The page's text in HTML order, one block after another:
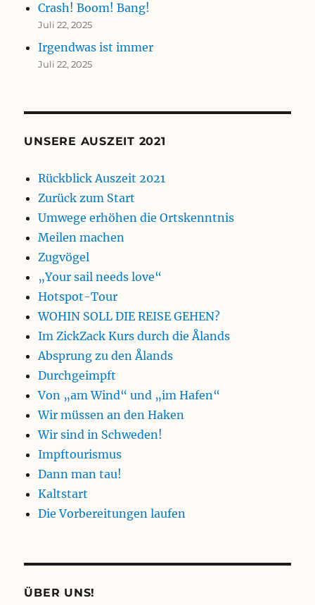
Crash! Boom! Bang!
Juli 22, 2025
Irgendwas ist immer
Juli 22, 2025
UNSERE AUSZEIT 2021
Rückblick Auszeit 2021
Zurück zum Start
Umwege erhöhen die Ortskenntnis
Meilen machen
Zugvögel
„Your sail needs love“
Hotspot-Tour
WOHIN SOLL DIE REISE GEHEN?
Im ZickZack Kurs durch die Ålands
Absprung zu den Ålands
Durchgeimpft
Von „am Wind“ und „im Hafen“
Wir müssen an den Haken
Wir sind in Schweden!
Impftourismus
Dann man tau!
Kaltstart
Die Vorbereitungen laufen
ÜBER UNS!